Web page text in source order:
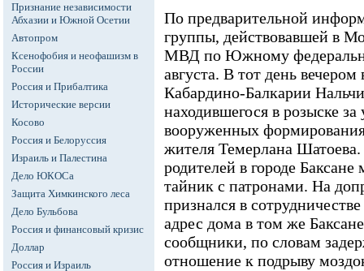
Признание независимости
Абхазии и Южной Осетии
Автопром
Ксенофобия и неофашизм в
России
Россия и Прибалтика
Исторические версии
Косово
Россия и Белоруссия
Израиль и Палестина
Дело ЮКОСа
Защита Химкинского леса
Дело Бульбова
Россия и финансовый кризис
Доллар
Россия и Израиль
По предварительной
группы, действовавшей в
МВД по Южному
августа. В тот день
Кабардино-Балкарии
находившегося в розыске
вооруженных
жителя Темерлана
родителей в городе
тайник с патронами. На
признался в
адрес дома в том же
сообщники, по словам
отношение к подрыву